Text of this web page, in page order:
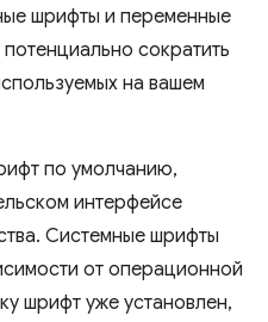
шрифты и переменные
сократить
на вашем
по умолчанию,
интерфейсе
Системные шрифты
от операционной
шрифт уже установлен,